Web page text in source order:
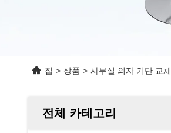
집 > 상품 > 사무실 의자 기단 교체
전체 카테고리